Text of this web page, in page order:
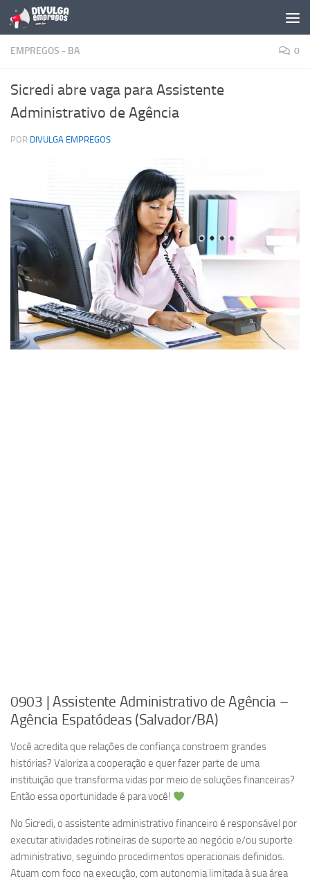
Skip to content
EMPREGOS - BA 0
Sicredi abre vaga para Assistente
Administrativo de Agência
POR DIVULGA EMPREGOS
0903 | Assistente Administrativo de Agência –
Agência Espatódeas (Salvador/BA)
Você acredita que relações de confiança constroem grandes
histórias? Valoriza a cooperação e quer fazer parte de uma
instituição que transforma vidas por meio de soluções financeiras?
Então essa oportunidade é para você!
No Sicredi, o assistente administrativo financeiro é responsável por
executar atividades rotineiras de suporte ao negócio e/ou suporte
administrativo, seguindo procedimentos operacionais definidos.
Atuam com foco na execução, com autonomia limitada à sua área